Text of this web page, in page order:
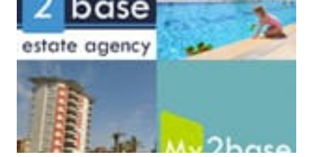
for at tage til det nærmeste papegøjeshow med alle de
andre charterrejsende. Og helt ærligt. Det er der altså
intet i vejen med. Charterferien har rigtigt mange fordele,
og kommer til at overleve os allesammen. Faktisk har den
allerede overlevet de fleste af hotellerne op til flere
gange... Men alternativet findes jo heldigvis, og eftersom
du læser denne blog, er du ente...